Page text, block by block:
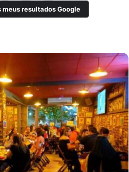
meus resultados Google